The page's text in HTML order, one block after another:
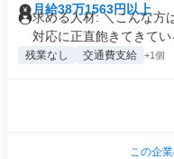
月給38万1563円以上
求める人材: ＼こんな方
対応に正直飽きてきてい
残業なし 交通費支給 +1個
この企